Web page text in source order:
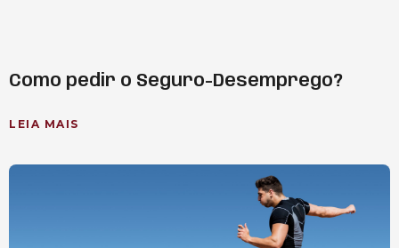
Como pedir o Seguro-Desemprego?
LEIA MAIS